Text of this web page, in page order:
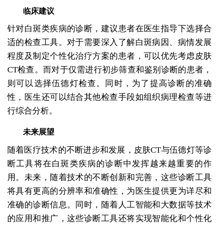
临床建议
针对白斑类疾病的诊断，建议患者在医生指导下选择合
适的检查工具。对于需要深入了解白斑病因、病情发展
程度及制定个性化治疗方案的患者，可以优先考虑皮肤
CT检查。而对于仅需进行初步筛查和鉴别诊断的患者，
则可以选择伍德灯检查。同时，为了提高诊断的准确
性，医生还可以结合其他检查手段如组织病理检查等进
行综合分析。
未来展望
随着医疗技术的不断进步和发展，皮肤CT与伍德灯等诊
断工具将在白斑类疾病的诊断中发挥越来越重要的作
用。未来，随着技术的不断创新和完善，这些诊断工具
将具有更高的分辨率和准确性，为医生提供更为详尽和
准确的诊断信息。同时，随着人工智能和大数据等技术
的应用和推广，这些诊断工具还将实现智能化和个性化